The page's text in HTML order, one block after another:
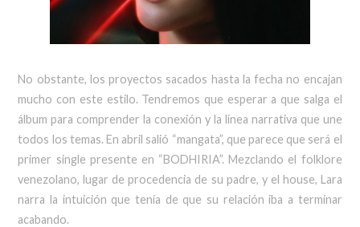
No obstante, los proyectos sacados hasta la fecha no encajan
mucho con este estilo. Tendremos que esperar a que salga el
álbum para comprender la conexión y la línea narrativa que une
todos los temas. En abril salió “mangata”, que parece que será el
primer single presente en “BODHIRIA”. Mezclando el folklore
venezolano, lugar de procedencia de su padre, y el house, Lara
narra la intuición que tenía de que su relación iba a terminar
acabando.